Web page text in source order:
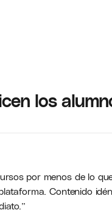
los
por menos de lo
Contenido